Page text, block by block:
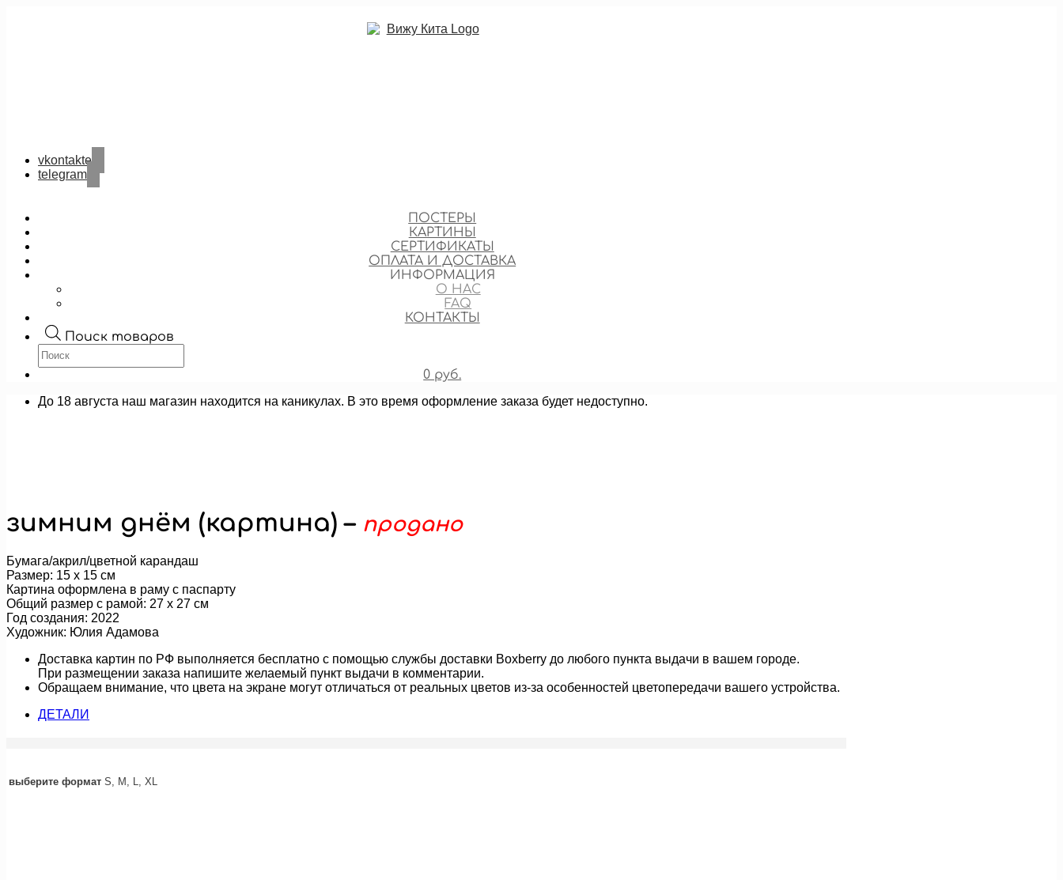
vkontakte
telegram
ПОСТЕРЫ
КАРТИНЫ
СЕРТИФИКАТЫ
ОПЛАТА И ДОСТАВКА
ИНФОРМАЦИЯ
О НАС
FAQ
КОНТАКТЫ
Поиск товаров
0 руб.
До 18 августа наш магазин находится на каникулах. В это время оформление заказа будет недоступно.
зимним днём (картина) – продано
Бумага/акрил/цветной карандаш
Размер: 15 х 15 см
Картина оформлена в раму с паспарту
Общий размер с рамой: 27 х 27 см
Год создания: 2022
Художник: Юлия Адамова
Доставка картин по РФ выполняется бесплатно с помощью службы доставки Boxberry до любого пункта выдачи в вашем городе.
При размещении заказа напишите желаемый пункт выдачи в комментарии.
Обращаем внимание, что цвета на экране могут отличаться от реальных цветов из-за особенностей цветопередачи вашего устройства.
ДЕТАЛИ
выберите формат S, M, L, XL